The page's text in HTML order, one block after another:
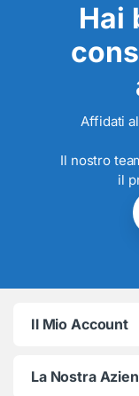
Hai
Affidati
Il nostro
il
Il Mio Account
La Nostra